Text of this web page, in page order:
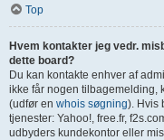
Top
Hvem kontakter jeg vedr.
dette board?
Du kan kontakte enhver af
ikke får nogen tilbagemelding,
(udfør en whois søgning). Hvis
tjenester: Yahoo!, free.fr,
udbyders kundekontor eller